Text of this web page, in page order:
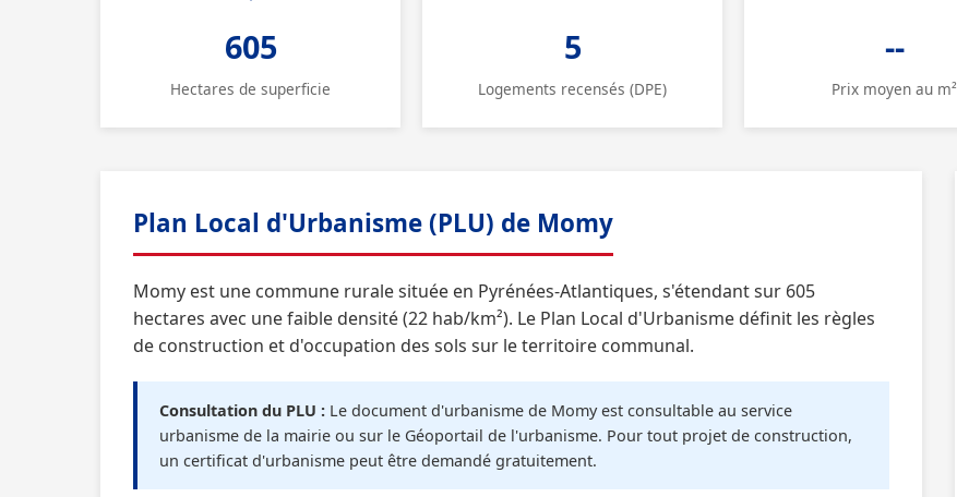
605
Hectares de superficie
5
Logements recensés (DPE)
--
Prix moyen au m²
Plan Local d'Urbanisme (PLU) de Momy
Momy est une commune rurale située en Pyrénées-Atlantiques, s'étendant sur 605
hectares avec une faible densité (22 hab/km²). Le Plan Local d'Urbanisme définit les règles
de construction et d'occupation des sols sur le territoire communal.
Consultation du PLU : Le document d'urbanisme de Momy est consultable au service
urbanisme de la mairie ou sur le Géoportail de l'urbanisme. Pour tout projet de construction,
un certificat d'urbanisme peut être demandé gratuitement.